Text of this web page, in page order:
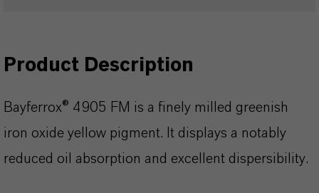
Product Description
Bayferrox® 4905 FM is a finely milled greenish
iron oxide yellow pigment. It displays a notably
reduced oil absorption and excellent dispersibility.